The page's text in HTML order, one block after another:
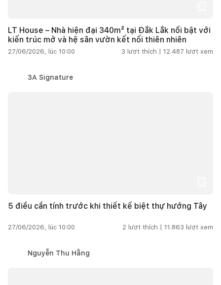
LT House – Nhà hiện đại 340m² tại Đắk Lắk nổi bật với
kiến trúc mở và hệ sân vườn kết nối thiên nhiên
27/06/2026, lúc 10:00 3 lượt thích | 12.487 lượt xem
3A Signature
5 điều cần tính trước khi thiết kế biệt thự hướng Tây
27/06/2026, lúc 10:00 2 lượt thích | 11.863 lượt xem
Nguyễn Thu Hằng